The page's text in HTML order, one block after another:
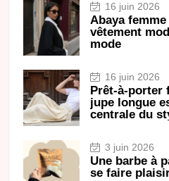
16 juin 2026
Abaya
vêtement
mode
16 juin 2026
Prêt-à-porter
jupe longue
centrale du
3 juin 2026
Une barbe à
se faire